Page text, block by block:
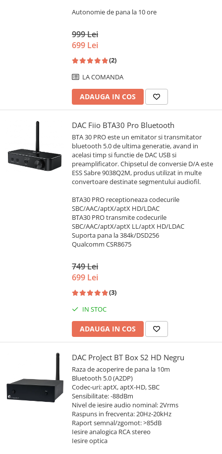
Autonomie de pana la 10 ore
999 Lei
699 Lei
(2)
LA COMANDA
ADAUGA IN COS
DAC Fiio BTA30 Pro Bluetooth
BTA 30 PRO este un emitator si transmitator
bluetooth 5.0 de ultima generatie, avand in
acelasi timp si functie de DAC USB si
preamplificator. Chipsetul de conversie D/A este
ESS Sabre 9038Q2M, produs utilizat in multe
convertoare destinate segmentului audiofil.
BTA30 PRO receptioneaza codecurile
SBC/AAC/aptX/aptX HD/LDAC
BTA30 PRO transmite codecurile
SBC/AAC/aptX/aptX LL/aptX HD/LDAC
Suporta pana la 384k/DSD256
Qualcomm CSR8675
749 Lei
699 Lei
(3)
IN STOC
ADAUGA IN COS
DAC ProJect BT Box S2 HD Negru
Raza de acoperire de pana la 10m
Bluetooth 5.0 (A2DP)
Codec-uri: aptX, aptX-HD, SBC
Sensibilitate: -88dBm
Nivel de iesire audio nominal: 2Vrms
Raspuns in frecventa: 20Hz-20kHz
Raport semnal/zgomot: >85dB
Iesire analogica RCA stereo
Iesire optica